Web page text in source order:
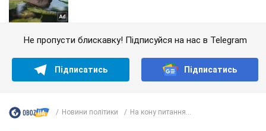
Не пропусти блискавку! Підписуйся на нас в Telegram
Підписатись Підписатись
Новини політики На кону питання...